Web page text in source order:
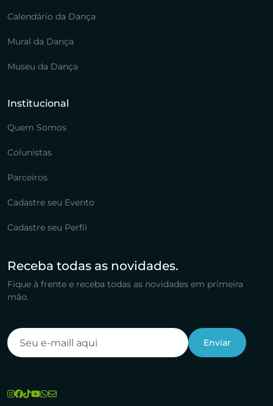
Calendário da Dança
Mural da Dança
Museu da Dança
Institucional
Quem Somos
Colunistas
Parceiros
Cadastre seu Evento
Cadastre seu Perfil
Receba todas as novidades.
Fique à frente e receba todas as novidades em primeira
mão.